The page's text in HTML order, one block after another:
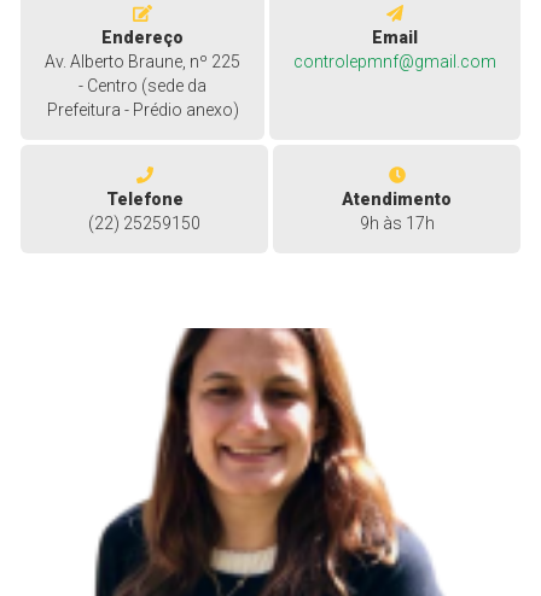
Endereço
Av. Alberto Braune, nº 225
- Centro (sede da
Prefeitura - Prédio anexo)
Email
controlepmnf@gmail.com
Telefone
(22) 25259150
Atendimento
9h às 17h